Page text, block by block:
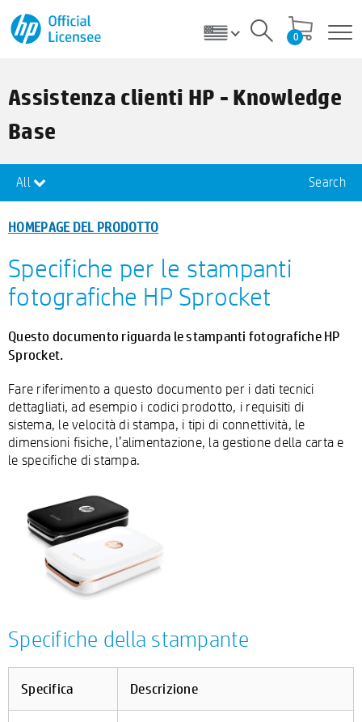
0
Assistenza clienti HP - Knowledge
Base
All Search
HOMEPAGE DEL PRODOTTO
Specifiche per le stampanti
fotografiche HP Sprocket
Questo documento riguarda le stampanti fotografiche HP
Sprocket.
Fare riferimento a questo documento per i dati tecnici
dettagliati, ad esempio i codici prodotto, i requisiti di
sistema, le velocità di stampa, i tipi di connettività, le
dimensioni fisiche, l’alimentazione, la gestione della carta e
le specifiche di stampa.
Specifiche della stampante
Specifica Descrizione